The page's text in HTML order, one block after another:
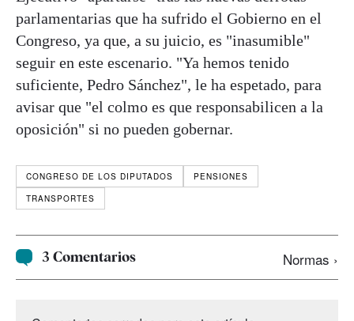
parlamentarias que ha sufrido el Gobierno en el
Congreso, ya que, a su juicio, es "inasumible"
seguir en este escenario. "Ya hemos tenido
suficiente, Pedro Sánchez", le ha espetado, para
avisar que "el colmo es que responsabilicen a la
oposición" si no pueden gobernar.
CONGRESO DE LOS DIPUTADOS
PENSIONES
TRANSPORTES
3 Comentarios Normas ›